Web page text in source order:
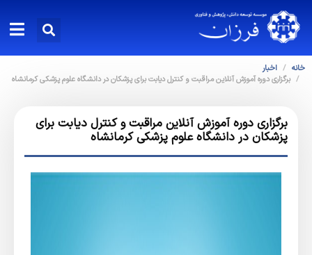
خانه
اخبار
برگزاری دوره آموزش آنلاین مراقبت و کنترل دیابت برای پزشکان در دانشگاه علوم پزشکی کرمانشاه
برگزاری دوره آموزش آنلاین مراقبت و کنترل دیابت برای
پزشکان در دانشگاه علوم پزشکی کرمانشاه